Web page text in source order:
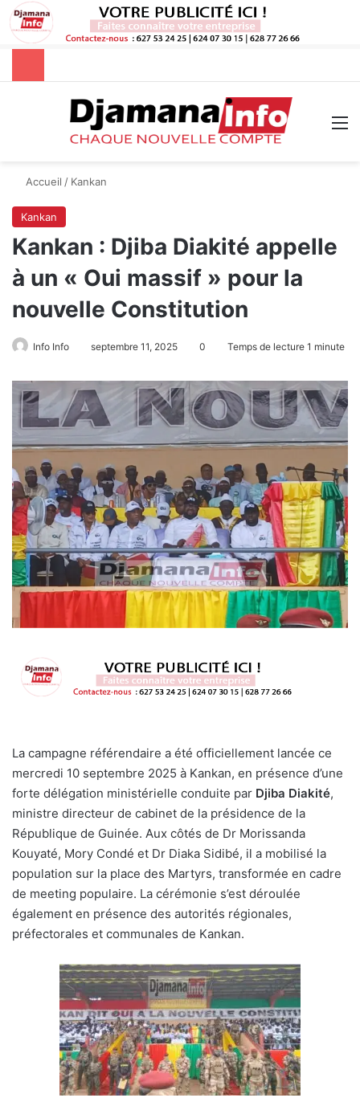
Rechercher
Accueil / Kankan
Kankan
Kankan : Djiba Diakité appelle
à un « Oui massif » pour la
nouvelle Constitution
Info Info septembre 11, 2025 0 Temps de lecture 1 minute
La campagne référendaire a été officiellement lancée ce
mercredi 10 septembre 2025 à Kankan, en présence d’une
forte délégation ministérielle conduite par Djiba Diakité,
ministre directeur de cabinet de la présidence de la
République de Guinée. Aux côtés de Dr Morissanda
Kouyaté, Mory Condé et Dr Diaka Sidibé, il a mobilisé la
population sur la place des Martyrs, transformée en cadre
de meeting populaire. La cérémonie s’est déroulée
également en présence des autorités régionales,
préfectorales et communales de Kankan.